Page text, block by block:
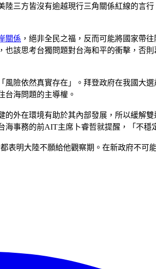
三方皆沒有逾越現行三角關係紅線的言
關係 ，絕非全民之福，反而可能將國家帶
也該思考台獨問題對台海和平的衝擊，否
險依然真實存在」。拜登政府在我國大
台海問題的主導權。
外在環境有助於其內部發展，所以緩解
海事務的前AIT主席卜睿哲就提醒，「不穩
表明大陸不願給他觀察期。在新政府不可